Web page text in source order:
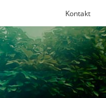
Kontakt